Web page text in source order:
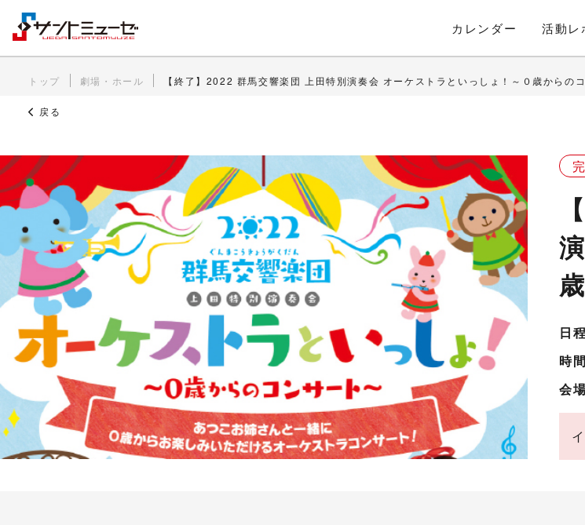
カレンダー 活動レ
トップ 劇場・ホール 【終了】2022 群馬交響楽団 上田特別演奏会 オーケストラといっしょ！～０歳からの
戻る
日程
時間
会